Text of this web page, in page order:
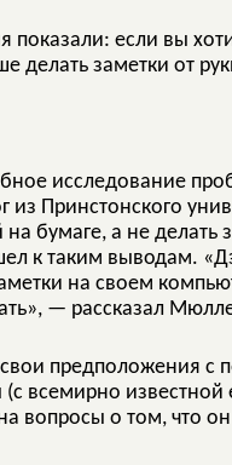
показали: если вы
делать заметки от
исследование
Принстонского
на бумаге, а не
к таким выводам.
на своем
— рассказал
предположения с
всемирно
вопросы о том, что